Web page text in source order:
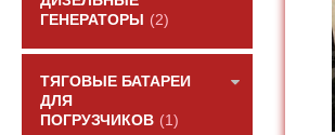
ГЕНЕРАТОРЫ
(2)
ТЯГОВЫЕ БАТАРЕИ
ДЛЯ
ПОГРУЗЧИКОВ (1)